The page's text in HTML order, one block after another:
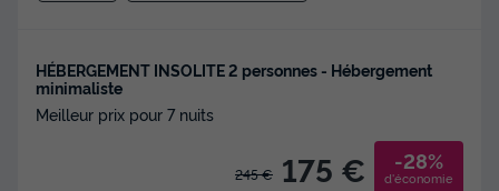
HÉBERGEMENT INSOLITE 2 personnes - Hébergement
minimaliste
Meilleur prix pour 7 nuits
245 € 175 € -28%
d'économie